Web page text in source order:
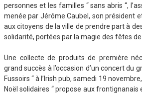
personnes et les familles “ sans abris “,
menée par Jérôme Caubel, son président
aux citoyens de la ville de prendre part à
solidarité, portées par la magie des fêtes de
Une collecte de produits de première
grand succès à l’occasion d’un concert du
Fussoirs “ à l’Irish pub, samedi 19
Noël solidaires “ propose aux frontignanais